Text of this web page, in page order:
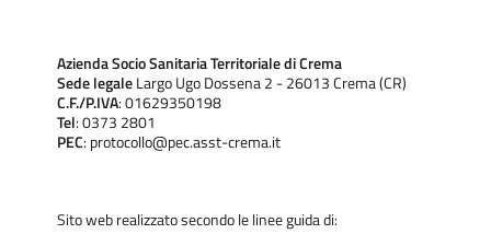
Azienda Socio Sanitaria Territoriale di Crema
Sede legaleLargo Ugo Dossena 2 - 26013 Crema (CR)
C.F./P.IVA: 01629350198
Tel: 0373 2801
PEC: protocollo@pec.asst-crema.it
Sito web realizzato secondo le linee guida di: